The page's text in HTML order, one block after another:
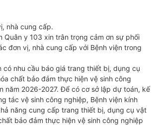
nhà cung cấp.
Quân y 103 xin trân trọng cảm ơn sự phối
đơn vị, nhà cung cấp với Bệnh viện trong
có nhu cầu báo giá trang thiết bị, dụng cụ
chất bảo đảm thực hiện vệ sinh công
năm 2026-2027. Để có cơ sở lập dự toán, kế
tác vệ sinh công nghiệp, Bệnh viện kính
năng cung cấp trang thiết bị, dụng cụ vật
bảo đảm thực hiện vệ sinh công nghiệp